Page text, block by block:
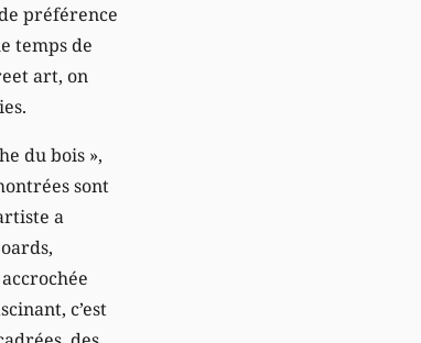
préférence
temps de
art, on
du bois »,
sont
a
c’est